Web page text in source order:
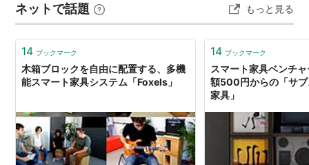
厳選して10個ご紹介します。 「え、こんな便利なもの
が？」と驚くようなアイテムたちが、…
ネットで話題 もっと見る
14 ブックマーク
木箱ブロックを自由に配置する、多機
能スマート家具システム「Foxels」
14 ブックマーク
スマート家具ベンチ
額500円からの「サ
家具」